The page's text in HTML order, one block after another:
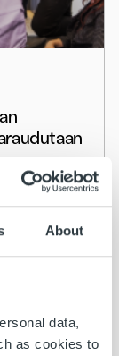
About
data,
as cookies to